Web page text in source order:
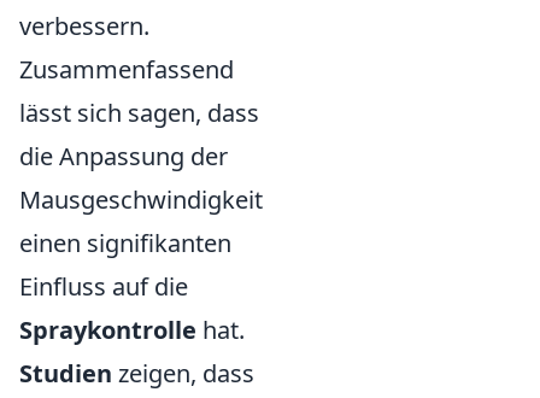
verbessern.
Zusammenfassend
lässt sich sagen, dass
die Anpassung der
Mausgeschwindigkeit
einen signifikanten
Einfluss auf die
Spraykontrolle hat.
Studien zeigen, dass